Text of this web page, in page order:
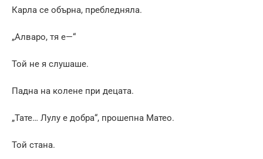
Карла се обърна, пребледняла.
„Алваро, тя е—“
Той не я слушаше.
Падна на колене при децата.
„Тате… Лулу е добра“, прошепна Матео.
Той стана.